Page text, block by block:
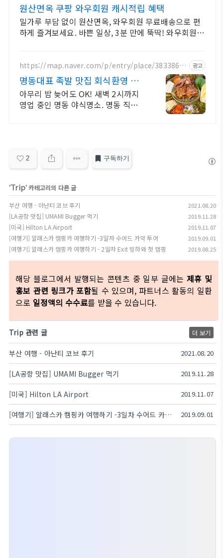
원산면옥 쿠팡 와우회원 캐시적립 혜택
밀가루 부담 없이 원산면옥, 와우회원 무료배송으로 편
하게 즐겨보세요. 바쁜 일상, 3분 만에 뚝딱! 와우회원
https://map.naver.com/p/entry/place/3833865
광고
명동대표 족발 맛집 회식환영 명
동 직장인 맛집 미쓰족발
아무리 밤 늦어도 OK! 새벽 2시까지
영업 중인 명동 야식명소. 명동 직장인
2 구독하기
'Trip' 카테고리의 다른 글
부산 여행 - 아난티 코브 후기 2021.08.20
[LA공항 맛집] UMAMI Bugger 먹기 2019.11.28
[미국] Hilton LA Airport 2019.11.07
[여행기] 알래스카 캠핑카 여행하기 -3일차 수어드 카약 투어 2019.09.01
[여행기] 알래스카 캠핑카 여행하기 - 2일차 Exit 빙하와 첫 캠핑 2019.08.25
해당 블로그에서 발행되는 콘텐츠 중 일부 글에는 제휴 및
홍보 관련 링크가 포함될 수 있으며, 파트너스 활동의 일환
으로 일정액의 수수료를 받을 수 있습니다.
Trip 관련 글 더 보기
부산 여행 - 아난티 코브 후기 2021.08.20
[LA공항 맛집] UMAMI Bugger 먹기 2019.11.28
[미국] Hilton LA Airport 2019.11.07
[여행기] 알래스카 캠핑카 여행하기 -3일차 수어드 카약 투어 2019.09.01